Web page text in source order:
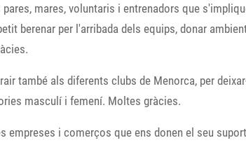
mares, voluntaris i entrenadors que
berenar per l'arribada dels equips, donar
també als diferents clubs de Menorca, per
masculí i femení. Moltes gràcies.
empreses i comerços que ens donen el seu